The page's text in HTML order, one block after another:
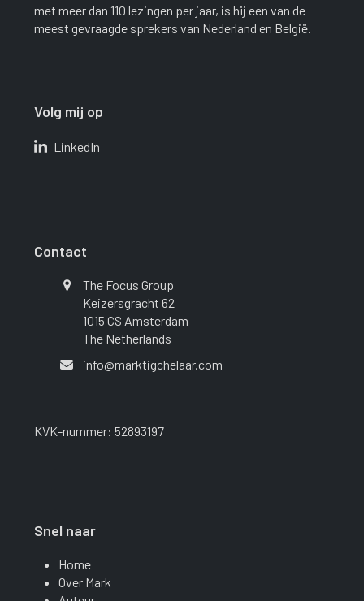
met meer dan 110 lezingen per jaar, is hij een van de
meest gevraagde sprekers van Nederland en België.
Volg mij op
LinkedIn
Contact
The Focus Group
Keizersgracht 62
1015 CS Amsterdam
The Netherlands
info@marktigchelaar.com
KVK-nummer:52893197
Snel naar
Home
Over Mark